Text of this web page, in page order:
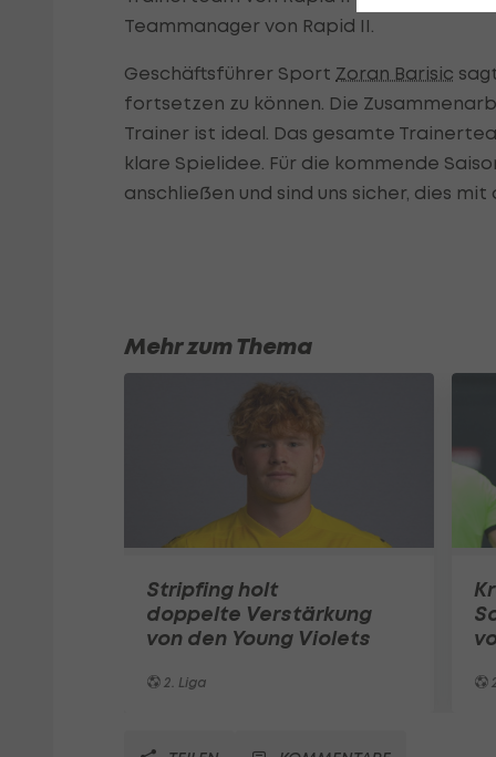
Teammanager von Rapid II.
Geschäftsführer Sport Zoran Barisic
fortsetzen zu können. Die
Trainer ist ideal. Das gesamte
klare Spielidee. Für die kommende
anschließen und sind uns sicher, dies
Mehr zum Thema
Stripfing holt
doppelte Verstärkung
von den Young Violets
2. Liga